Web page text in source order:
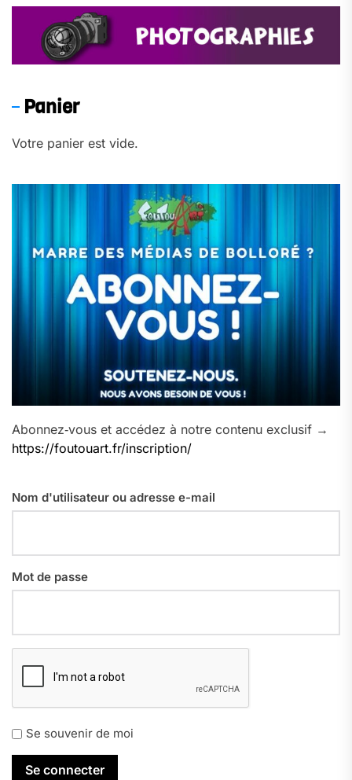
Panier
Votre panier est vide.
Abonnez‑vous et accédez à notre contenu exclusif →
https://foutouart.fr/inscription/
Nom d'utilisateur ou adresse e-mail
Mot de passe
Se souvenir de moi